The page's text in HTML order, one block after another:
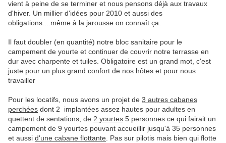
vient à peine de se terminer et nous pensons déjà aux travaux
d'hiver. Un millier d'idées pour 2010 et aussi des
obligations....même à la jarousse on connaît ça.
Il faut doubler (en quantité) notre bloc sanitaire pour le
campement de yourte et continuer de couvrir notre terrasse en
dur avec charpente et tuiles. Obligatoire est un grand mot, c'est
juste pour un plus grand confort de nos hôtes et pour nous
travailler
Pour les locatifs, nous avons un projet de 3 autres cabanes
perchées dont 2 implantées assez hautes pour adultes en
quettent de sentations, de 2 yourtes 5 personnes ce qui fairait un
campement de 9 yourtes pouvant accueillir jusqu'à 35 personnes
et aussi d'une cabane flottante . Pas sur pilotis mais bien qui flotte